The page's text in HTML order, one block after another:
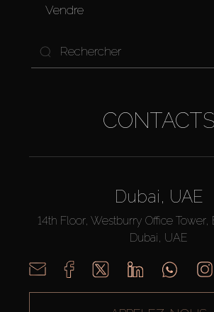
Vendre
CONTACTS
Dubai, UAE
14th Floor, Westburry Office Tower,
Dubai, UAE